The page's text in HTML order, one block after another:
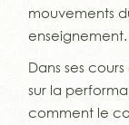
mouvements
enseignement.
Dans ses
sur la
comment le